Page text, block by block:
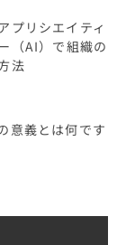
プリシエイティ
（AI）で組織の
法
意義とは何です